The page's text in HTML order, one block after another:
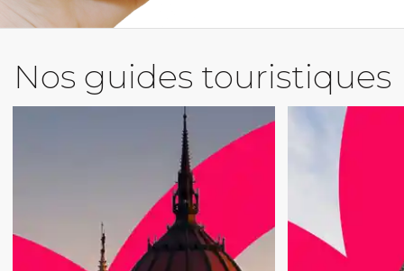
Nos guides touristiques